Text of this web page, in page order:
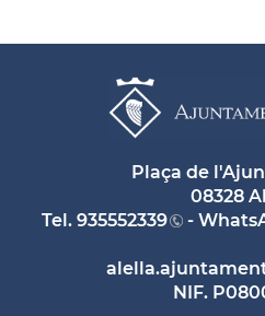
Plaça de
08328
Tel. 935552339 -
NIF.